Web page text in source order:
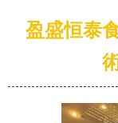
盈盛恒泰